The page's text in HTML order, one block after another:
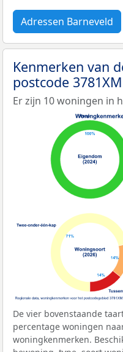
Adressen Barneveld
Kenmerken van
postcode 3781XM
Er zijn 10 woningen in
De vier bovenstaande
percentage woningen
woningkenmerken.